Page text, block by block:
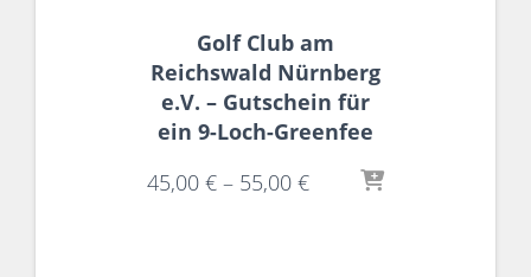
Golf Club am
Reichswald Nürnberg
e.V. – Gutschein für
ein 9-Loch-Greenfee
45,00 € – 55,00 €